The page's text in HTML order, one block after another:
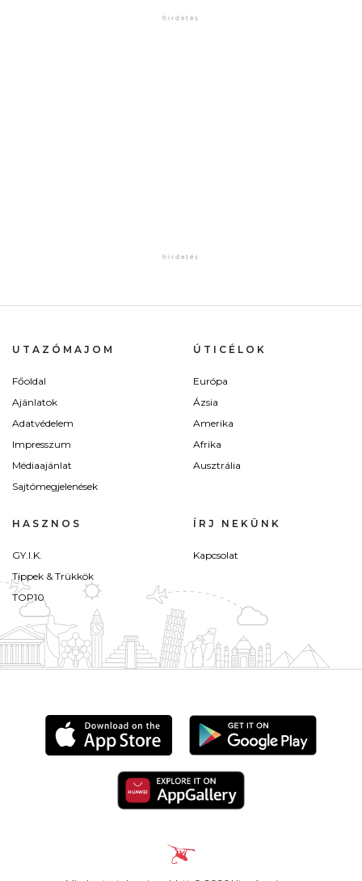
UTAZÓMAJOM
Főoldal
Ajánlatok
Adatvédelem
Impresszum
Médiaajánlat
Sajtómegjelenések
ÚTICÉLOK
Európa
Ázsia
Amerika
Afrika
Ausztrália
HASZNOS
GY.I.K.
Tippek & Trükkök
TOP10
ÍRJ NEKÜNK
Kapcsolat